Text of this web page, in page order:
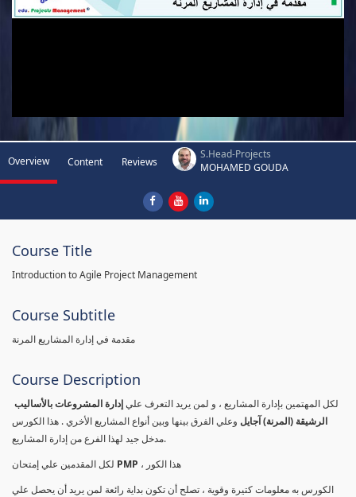
Overview Content Reviews
S.Head-Projects
MOHAMED GOUDA
Course Title
Introduction to Agile Project Management
Course Subtitle
مقدمة في إدارة المشاريع المرنة
Course Description
لكل المهتمين بإدارة المشاريع ، و لمن يريد التعرف عليإدارة المشروعات بالأساليب
الرشيقة (المرنة) آجايل وعلي الفرق بينها وبين أنواع المشاريع الأخري . هذا الكورس
مدخل جيد لهذا الفرع من إدارة المشاريع.
PMP
، هذا الكور
الكورس به معلومات كتيرة وقوية ، تصلح أن تكون بداية رائعة لمن يريد أن يحصل علي